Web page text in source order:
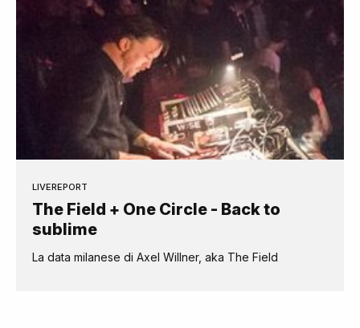
LIVEREPORT
The Field + One Circle - Back to
sublime
La data milanese di Axel Willner, aka The Field